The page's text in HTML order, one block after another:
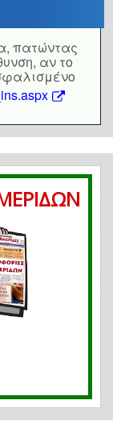
πατώντας
αν το